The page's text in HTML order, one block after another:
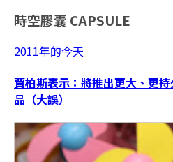
時空膠囊 CAPSULE
2011年的今天
賈柏斯表示：將推出更大、更
品（大誤）